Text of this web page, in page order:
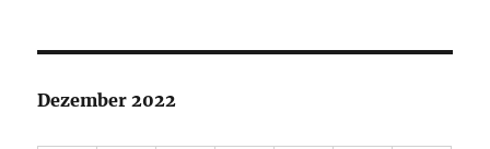
Dezember 2022